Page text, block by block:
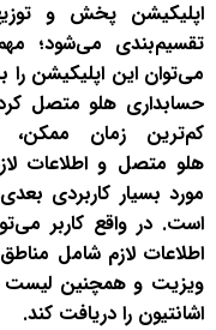
تقسیم‌بندی می‌شود؛
می‌توان این اپلیکیشن
حسابداری هلو متصل
کم‌ترین زمان ممکن،
هلو متصل و اطلاعات
مورد بسیار کاربردی
است. در واقع کاربر
اطلاعات لازم شامل
ویزیت و همچنین لیست
اشانتیون را دریافت کند.